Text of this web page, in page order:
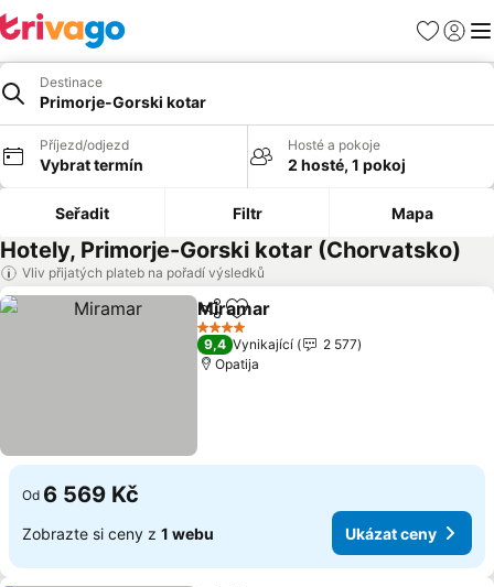
Oblíbené
Destinace
Primorje-Gorski kotar
Příjezd/odjezd
Vybrat termín
Hosté a pokoje
2 hosté, 1 pokoj
Seřadit Filtr Mapa
Hotely, Primorje-Gorski kotar (Chorvatsko)
Vliv přijatých plateb na pořadí výsledků
SdíletPřidat na seznam oblíbených
Miramar
4 Počet hvězdiček
9,4 Vynikající
2 577
Opatija
Od 6 569 Kč
Zobrazte si ceny z 1 webu Ukázat ceny